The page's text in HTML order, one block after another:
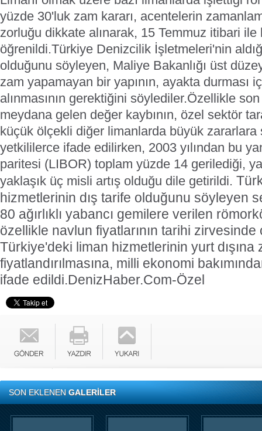
yüzde 30'luk zam kararı, acentelerin
zorluğu dikkate alınarak, 15 Temmuz itibari ile
öğrenildi.Türkiye Denizcilik İşletmeleri'nin
olduğunu söyleyen, Maliye Bakanlığı üst
zam yapamayan bir yapının, ayakta durması
alınmasının gerektiğini söylediler.Özellikle
meydana gelen değer kaybının, özel sektör
küçük ölçekli diğer limanlarda büyük zararlara
yetkililerce ifade edilirken, 2003 yılından bu
paritesi (LIBOR) toplam yüzde 14 gerilediği,
yaklaşık üç misli artış olduğu dile getirildi.
hizmetlerinin dış tarife olduğunu söyleyen
80 ağırlıklı yabancı gemilere verilen
özellikle navlun fiyatlarının tarihi
Türkiye'deki liman hizmetlerinin yurt dışına
fiyatlandırılmasına, milli ekonomi
ifade edildi.DenizHaber.Com-Özel
SON EKLENENGALERİLER